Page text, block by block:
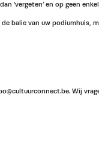
‘vergeten’ en op geen
balie van uw podiumhuis,
Wij